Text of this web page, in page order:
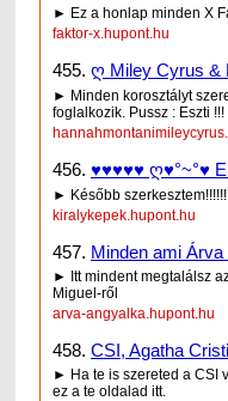
► Ez a honlap minden X
faktor-x.hupont.hu
455. ღ Miley Cyrus &
► Minden korosztályt
foglalkozik. Pussz : Eszti !!!
456. ♥♥♥♥♥ ღ♥°~°♥
► Később
kiralykepek.hupont.hu
457. Minden ami Árva
► Itt mindent megtalálsz
Miguel-ről
arva-angyalka.hupont.hu
458. CSI, Agatha
► Ha te is szereted a CSI
ez a te oldalad itt.